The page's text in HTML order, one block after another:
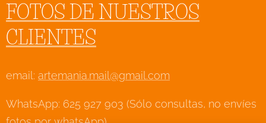
FOTOS DE NUESTROS
CLIENTES
email: artemania.mail@gmail.com
WhatsApp: 625 927 903 (Sólo consultas, no envíes